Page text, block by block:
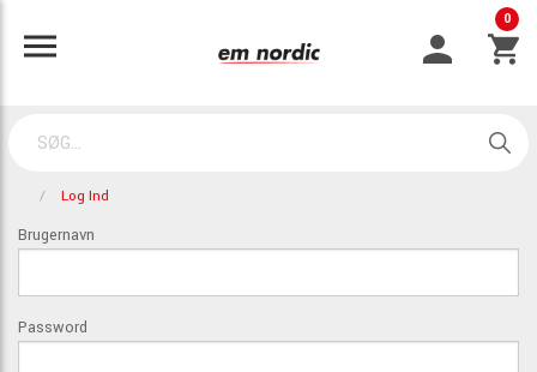
0
Log Ind
Brugernavn
Password